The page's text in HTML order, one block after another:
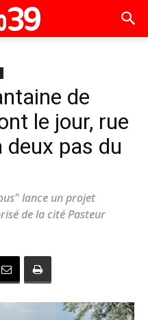
de
le jour, rue
deux pas du
lance un projet
de la cité Pasteur